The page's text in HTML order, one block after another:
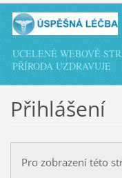
UCELENÉ WEBOVÉ
PŘÍRODA UZDRAVUJE
Přihlášení
Pro zobrazení této